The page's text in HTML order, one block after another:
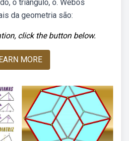
o triângulo, o. Webos
da geometria são:
click the button below.
MORE